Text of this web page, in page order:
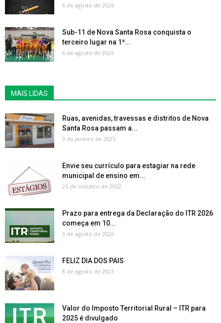
6 de agosto de 2026
Sub-11 de Nova Santa Rosa conquista o
terceiro lugar na 1ª...
6 de agosto de 2026
MAIS LIDAS
Ruas, avenidas, travessas e distritos de Nova
Santa Rosa passam a...
3 de janeiro de 2025
Envie seu currículo para estagiar na rede
municipal de ensino em...
25 de outubro de 2022
Prazo para entrega da Declaração do ITR 2026
começa em 10...
3 de agosto de 2026
FELIZ DIA DOS PAIS
8 de agosto de 2021
Valor do Imposto Territorial Rural – ITR para
2025 é divulgado